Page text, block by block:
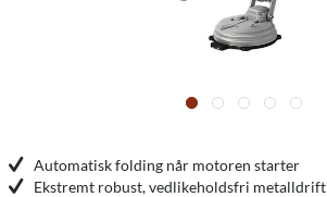
Automatisk folding når motoren starter
Ekstremt robust, vedlikeholdsfri metalldrift